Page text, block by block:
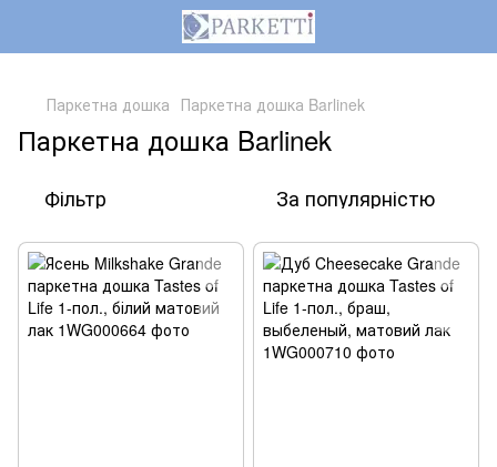
Паркетна дошка Паркетна дошка Barlinek
Паркетна дошка Barlinek
Фільтр За популярністю